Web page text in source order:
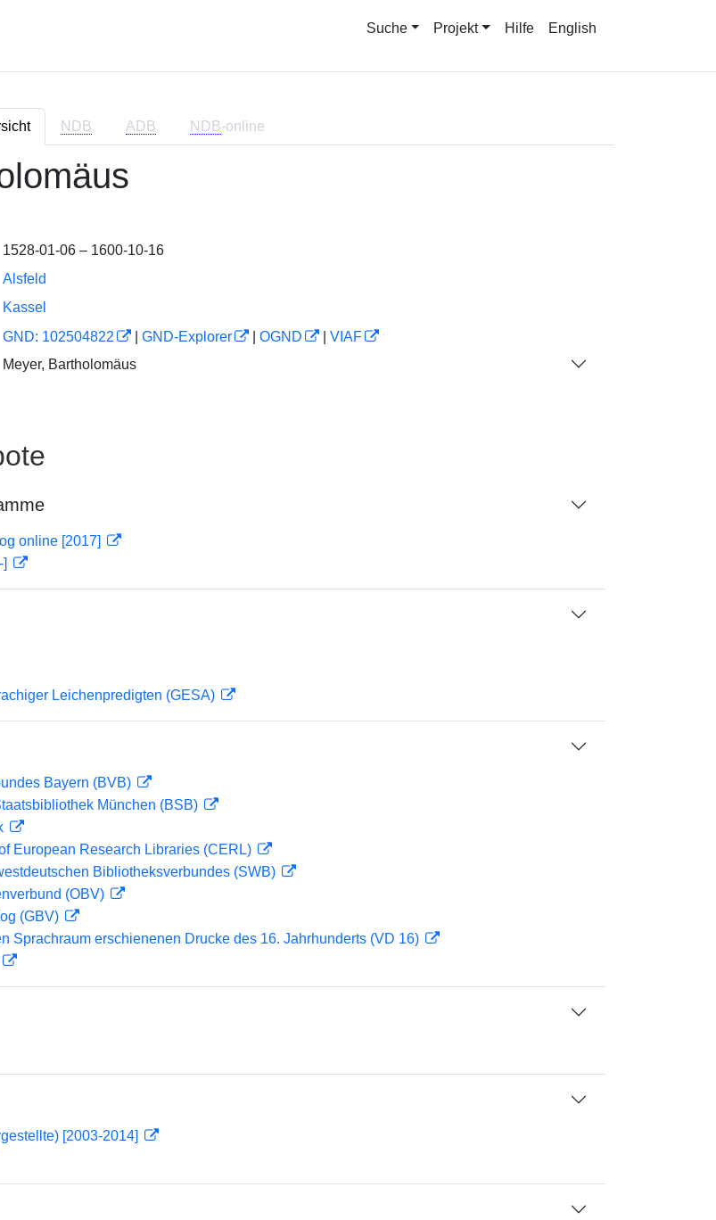
Suche Projekt Hilfe English
NDB ADB NDB-online
1528-01-06 – 1600-10-16
Alsfeld
Kassel
GND: 102504822 GND-Explorer OGND
VIAF
Meyer, Bartholomäus
online [2017]
Leichenpredigten (GESA)
Bayern (BVB)
München (BSB)
European Research Libraries (CERL)
Bibliotheksverbundes (SWB)
(OBV)
(GBV)
Sprachraum erschienenen Drucke des 16. Jahrhunderts (VD 16)
[2003-2014]